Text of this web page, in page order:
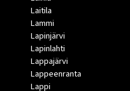
Laitila
Lammi
Lapinjärvi
Lapinlahti
Lappajärvi
Lappeenranta
Lappi